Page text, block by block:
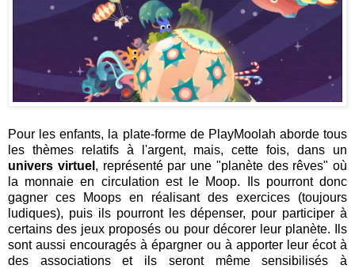
Pour les enfants, la plate-forme de PlayMoolah aborde tous
les thèmes relatifs à l'argent, mais, cette fois, dans un
univers virtuel , représenté par une "planète des rêves" où
la monnaie en circulation est le Moop. Ils pourront donc
gagner ces Moops en réalisant des exercices (toujours
ludiques), puis ils pourront les dépenser, pour participer à
certains des jeux proposés ou pour décorer leur planète. Ils
sont aussi encouragés à épargner ou à apporter leur écot à
des associations et ils seront même sensibilisés à